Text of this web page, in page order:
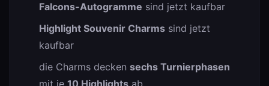
Falcons-Autogramme sind jetzt kaufbar
Highlight Souvenir Charms sind jetzt
kaufbar
die Charms decken sechs Turnierphasen